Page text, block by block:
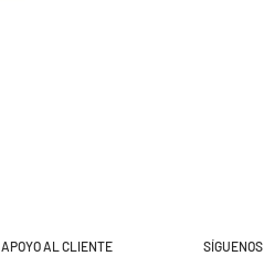
APOYO AL CLIENTE
SÍGUENOS